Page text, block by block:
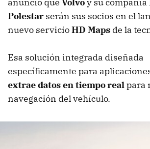
Polestar serán sus socios en el
nuevo servicioHD Maps de la
Esa solución integrada diseñada
específicamente para
extrae datos en tiempo real para
navegación del vehículo.